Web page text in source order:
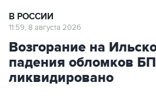
В РОССИИ
11:59, 8 августа 2026
Возгорание на
падения обломков
ликвидировано